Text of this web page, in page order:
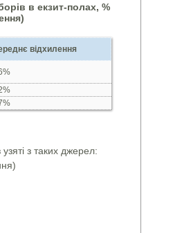
в екзит-полах, %
відхилення
з таких джерел: